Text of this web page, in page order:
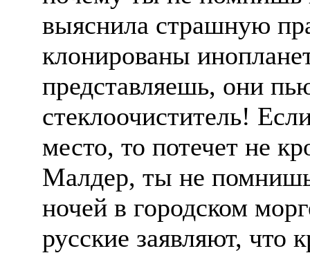
выяснила страшную
клонированы
представляешь, они
стеклоочиститель!
место, то потечет не
Малдер, ты не
ночей в городском
русские заявляют, что